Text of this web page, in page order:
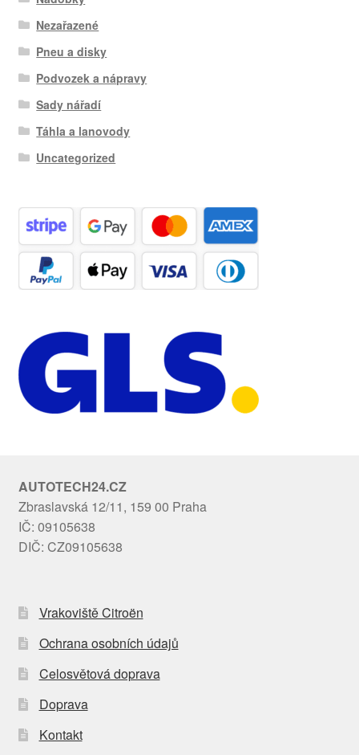
Nezařazené
Pneu a disky
Podvozek a nápravy
Sady nářadí
Táhla a lanovody
Uncategorized
AUTOTECH24.CZ
Zbraslavská 12/11, 159 00 Praha
IČ: 09105638
DIČ: CZ09105638
Vrakoviště Citroën
Ochrana osobních údajů
Celosvětová doprava
Doprava
Kontakt